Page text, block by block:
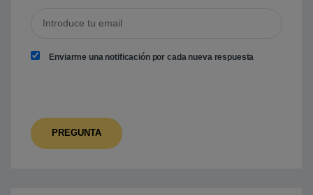
Enviarme una notificación por cada nueva respuesta